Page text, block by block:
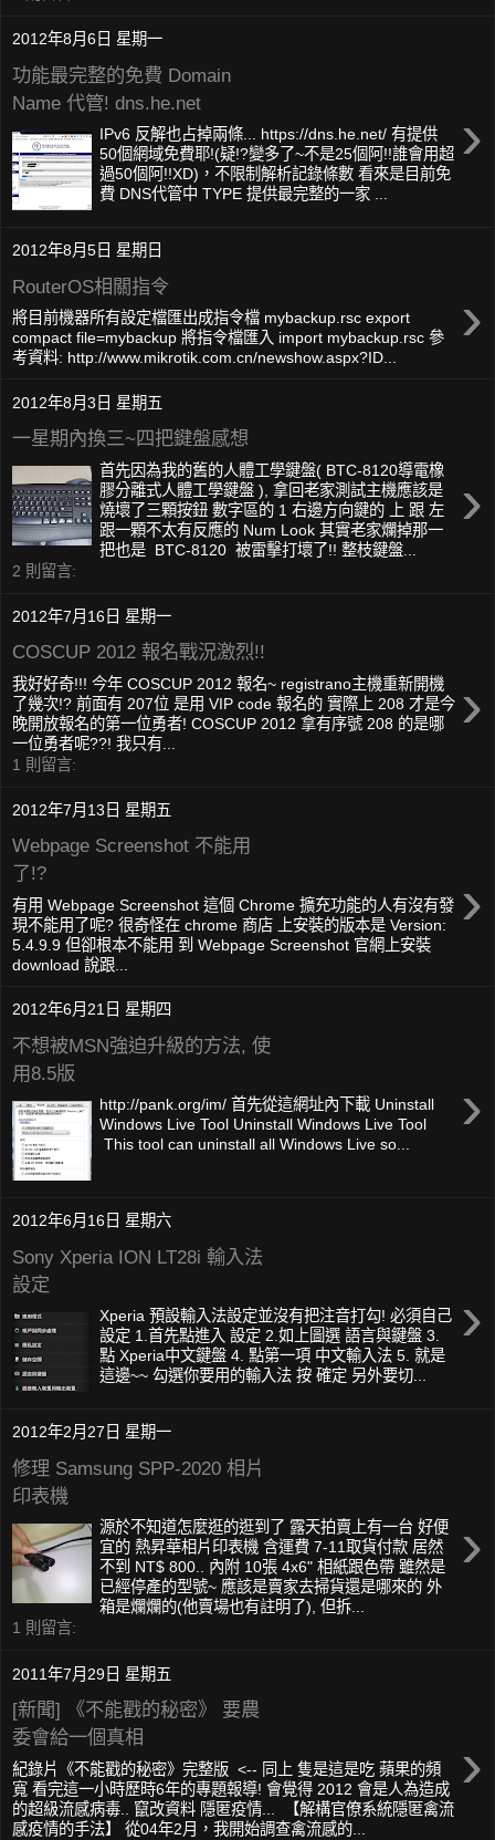
2012年8月6日 星期一
功能最完整的免費 Domain
Name 代管! dns.he.net
›
IPv6 反解也占掉兩條... https://dns.he.net/ 有提供
50個網域免費耶!(疑!?變多了~不是25個阿!!誰會用超
過50個阿!!XD)，不限制解析記錄條數 看來是目前免
費 DNS代管中 TYPE 提供最完整的一家 ...
2012年8月5日 星期日
RouterOS相關指令 ›
將目前機器所有設定檔匯出成指令檔 mybackup.rsc export
compact file=mybackup 將指令檔匯入 import mybackup.rsc 參
考資料: http://www.mikrotik.com.cn/newshow.aspx?ID...
2012年8月3日 星期五
一星期內換三~四把鍵盤感想
›
首先因為我的舊的人體工學鍵盤( BTC-8120導電橡
膠分離式人體工學鍵盤 ), 拿回老家測試主機應該是
燒壞了三顆按鈕 數字區的 1 右邊方向鍵的 上 跟 左
跟一顆不太有反應的 Num Look 其實老家爛掉那一
把也是 BTC-8120 被雷擊打壞了!! 整枝鍵盤...
2 則留言:
2012年7月16日 星期一
COSCUP 2012 報名戰況激烈!!
›
我好好奇!!! 今年 COSCUP 2012 報名~ registrano主機重新開機
了幾次!? 前面有 207位 是用 VIP code 報名的 實際上 208 才是今
晚開放報名的第一位勇者! COSCUP 2012 拿有序號 208 的是哪
一位勇者呢??! 我只有...
1 則留言:
2012年7月13日 星期五
Webpage Screenshot 不能用
了!?
›
有用 Webpage Screenshot 這個 Chrome 擴充功能的人有沒有發
現不能用了呢? 很奇怪在 chrome 商店 上安裝的版本是 Version:
5.4.9.9 但卻根本不能用 到 Webpage Screenshot 官網上安裝
download 說跟...
2012年6月21日 星期四
不想被MSN強迫升級的方法, 使
用8.5版
›
http://pank.org/im/ 首先從這網址內下載 Uninstall
Windows Live Tool Uninstall Windows Live Tool
This tool can uninstall all Windows Live so...
2012年6月16日 星期六
Sony Xperia ION LT28i 輸入法
設定
›
Xperia 預設輸入法設定並沒有把注音打勾! 必須自己
設定 1.首先點進入 設定 2.如上圖選 語言與鍵盤 3.
點 Xperia中文鍵盤 4. 點第一項 中文輸入法 5. 就是
這邊~~ 勾選你要用的輸入法 按 確定 另外要切...
2012年2月27日 星期一
修理 Samsung SPP-2020 相片
印表機
›
源於不知道怎麼逛的逛到了 露天拍賣上有一台 好便
宜的 熱昇華相片印表機 含運費 7-11取貨付款 居然
不到 NT$ 800.. 內附 10張 4x6" 相紙跟色帶 雖然是
已經停產的型號~ 應該是賣家去掃貨還是哪來的 外
箱是爛爛的(他賣場也有註明了), 但拆...
1 則留言:
2011年7月29日 星期五
[新聞] 《不能戳的秘密》 要農
委會給一個真相
›
紀錄片《不能戳的秘密》完整版 <-- 同上 隻是這是吃 蘋果的頻
寬 看完這一小時歷時6年的專題報導! 會覺得 2012 會是人為造成
的超級流感病毒.. 竄改資料 隱匿疫情... 【解構官僚系統隱匿禽流
感疫情的手法】 從04年2月，我開始調查禽流感的...